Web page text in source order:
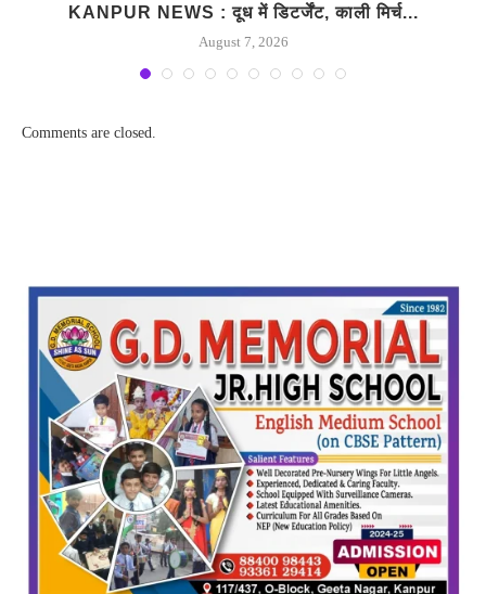
KANPUR NEWS : दूध में डिटर्जेंट, काली मिर्च...
August 7, 2026
Comments are closed.